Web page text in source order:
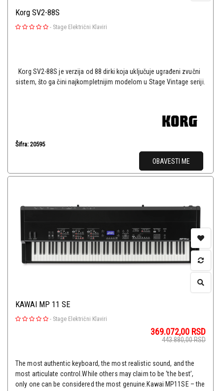
Korg SV2-88S
- Stage Električni Klaviri
Korg SV2-88S je verzija od 88 dirki koja uključuje ugrađeni zvučni
sistem, što ga čini najkompletnijim modelom u Stage Vintage seriji.
Šifra: 20595
OBAVESTI ME
KAWAI MP 11 SE
- Stage Električni Klaviri
369.072,00 RSD
443.880,00RSD
The most authentic keyboard, the most realistic sound, and the
most articulate control.While others may claim to be ‘the best’,
only one can be considered the most genuine.Kawai MP11SE – the